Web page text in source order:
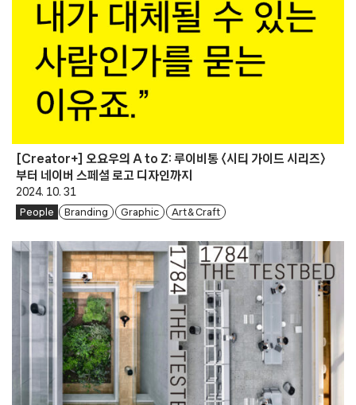
[Creator+] 오요우의 A to Z: 루이비통 〈시티 가이드 시리즈〉
부터 네이버 스페셜 로고 디자인까지
2024. 10. 31
People Branding Graphic Art & Craft